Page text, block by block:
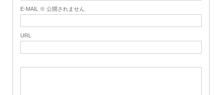
E-MAIL ※ 公開されません
URL